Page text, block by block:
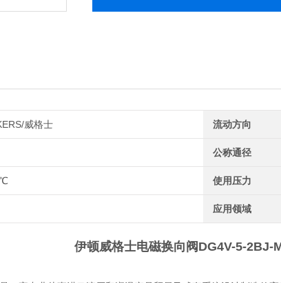
威格士 流动方向
公称通径
使用压力
应用领域
伊顿威格士电磁换向阀 DG4V-5-2BJ-